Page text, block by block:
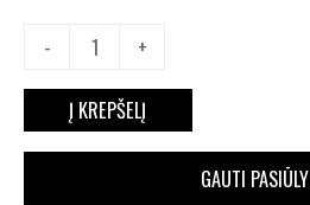
- +
Į KREPŠELĮ
GAUTI